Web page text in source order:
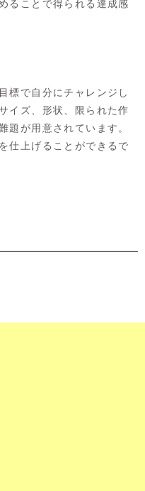
ることで得られる達成感
標で自分にチャレンジし
イズ、形状、限られた作
題が用意されています。
仕上げることができるで